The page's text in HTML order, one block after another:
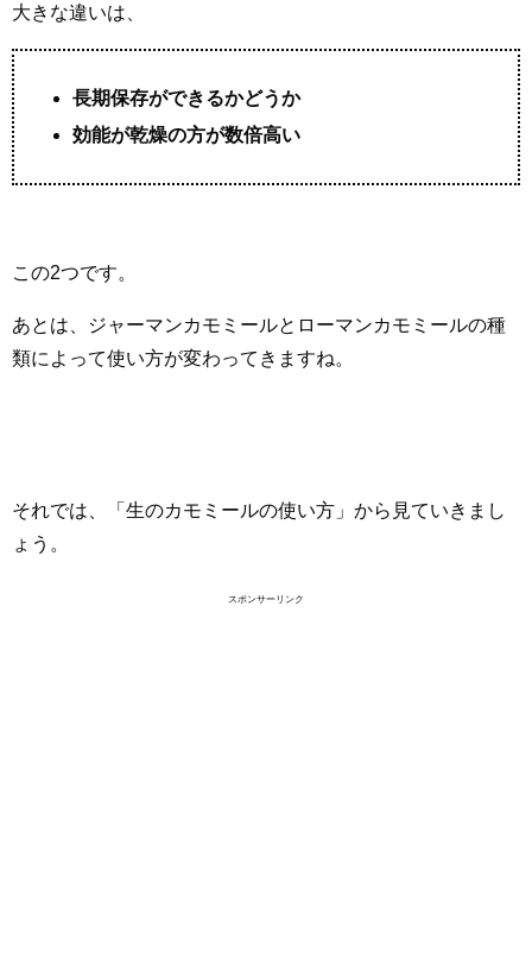
大きな違いは、
長期保存ができるかどうか
効能が乾燥の方が数倍高い
この2つです。
あとは、ジャーマンカモミールとローマンカモミールの種
類によって使い方が変わってきますね。
それでは、「生のカモミールの使い方」から見ていきまし
ょう。
スポンサーリンク